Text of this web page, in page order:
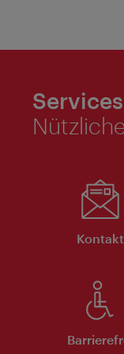
Services
Kontakt